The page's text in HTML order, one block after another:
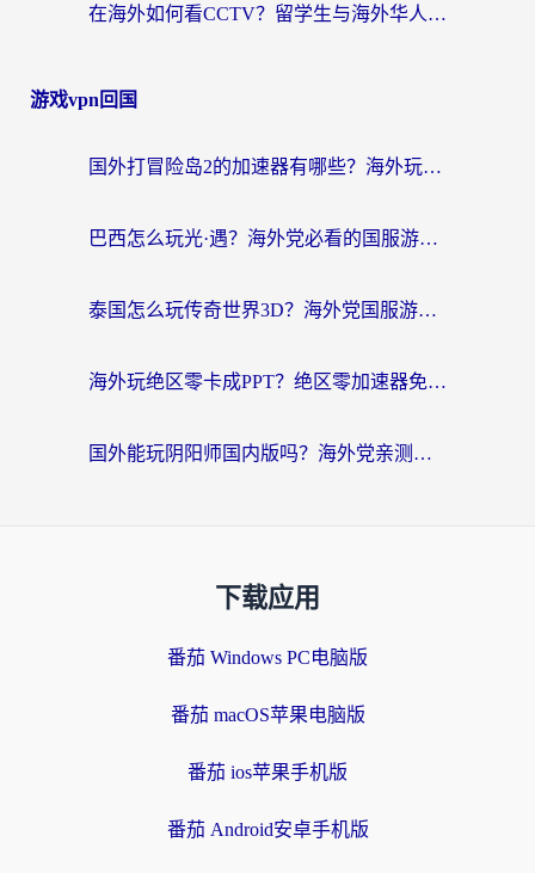
在海外如何看CCTV？留学生与海外华人的实用回国加速指南
游戏vpn回国
国外打冒险岛2的加速器有哪些？海外玩家国服畅玩全攻略（附实测推荐）
巴西怎么玩光·遇？海外党必看的国服游戏加速器选择指南（附3款热门游戏实测）
泰国怎么玩传奇世界3D？海外党国服游戏加速终极指南（附非洲欧洲热门游戏解决方案）
海外玩绝区零卡成PPT？绝区零加速器免费的推荐+实用技巧，附墨西哥玩谁是卧底美国玩和平精英攻略
国外能玩阴阳师国内版吗？海外党亲测有效的国服游戏加速指南
下载应用
番茄 Windows PC电脑版
番茄 macOS苹果电脑版
番茄 ios苹果手机版
番茄 Android安卓手机版